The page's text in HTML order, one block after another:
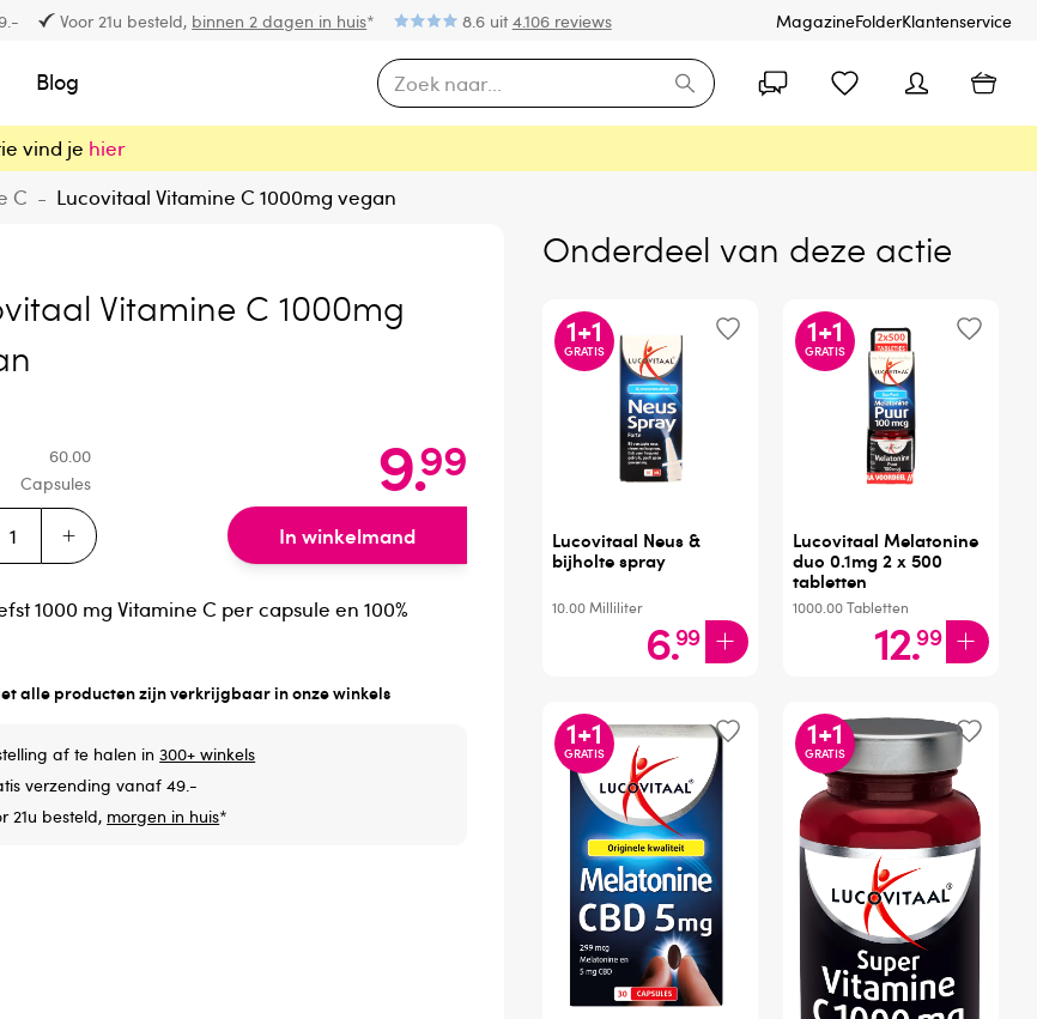
Voor 21u besteld, binnen 2 dagen in huis* 8.6 uit4.106 reviews MagazineFolderKlantenservice
Blog
vind je hier
C - Lucovitaal Vitamine C 1000mg vegan
Vitamine C 1000mg
60.00
Capsules
9.99
In winkelmand
1000 mg Vitamine C per capsule en 100%
alle producten zijn verkrijgbaar in onze winkels
af te halen in300+ winkels
verzending vanaf 49.-
21u besteld, morgen in huis*
Onderdeel van deze actie
Lucovitaal Neus &
bijholte spray
10.00Milliliter
6.99
1+1
GRATIS
Lucovitaal Melatonine
duo 0.1mg 2 x 500
tabletten
1000.00Tabletten
12.99
1+1
GRATIS
1+1
GRATIS
1+1
GRATIS